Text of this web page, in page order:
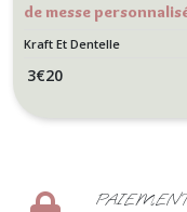
de messe
pour mariage style
Modèle Kraft et
Kraft Et Dentelle
3€20